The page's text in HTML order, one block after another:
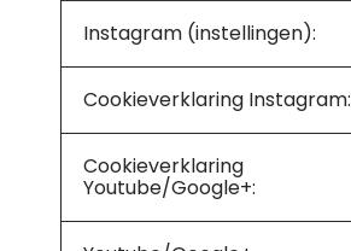
Instagram (instellingen):
Cookieverklaring Instagram:
Cookieverklaring
Youtube/Google+: